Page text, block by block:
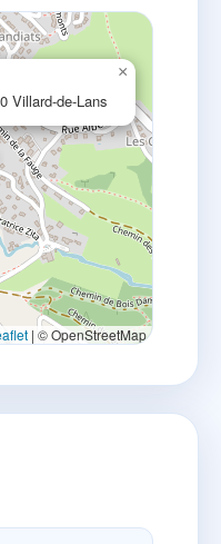
Villard-de-Lans
×
| © OpenStreetMap